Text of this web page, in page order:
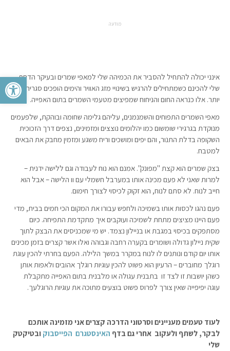
פתח
מודעה
אינני יכולה להתחיל להסביר את הכמיהה שלי למאפי שמרים ובעיקר הדחף
שלי להכינם כשמתחילים להרגיש בשינויי מזג האוויר והימים הופכים סגריריים
יותר. אלו כנראה החום והניחוח שמפיצים מטעמי השמרים בתום האפייה.
מאפי השמרים התפוחים והשמנמנים, עליהם גלימה שחומה ובוהקת, שלפעמים
מנוקדת בגרגירי שומשום כמו יהלומים נוצצים ומזמינים, נצפים דרך הזכוכית
השקופה בדלת התנור, והם יפים ומושכים וריח משגע ומזמין מחבק את הבאים
למטבח.
בצק שמרים הוא קצת "מפונק". אמנם הוא נוח לעבודה וגם ללישה ידנית –
למרות שאני לא פעם מכינה אותו במערבל חשמלי עם וו הלישה – אבל הוא
חייב לנוח. לא סתם לנוח, הוא זקוק לכיסוי לצורך חימום.
פעם נהגו לכסות אותו בשמיכה ולחפש עבורו את המקום הכי חמים בבית, מדי
פעם היינו מציצים מתחת לשמיכה ועוקבים איך מתקדמת התפיחה. כיום
מסתפקים בכיסוי במגבת או בניילון נצמד. יש מי שמכניסים את הבצק לתוך
שקית ניילון גדולה ושומרים בקערה רחבה וגבוהה ואלו אשר קצרים בזמן מכינים
אותו יום קודם ונותנים לו לנוח במקרר במשך הלילה. הפעם בחרתי להכין עוגת
רוגלך מחוברים – הרעיון הוא פשוט להכין עוגיות רוגלך אהובים ולאפות אותן
כשהן יושבות זו לצד זו בתבנית עגולה או מלבנית בתום האפייה מתקבלת
עוגה יפיפייה שאין צורך לפרוס פשוט בוצעים מתוכה את עוגיות הרוגלעך.
לעוד טעמים מעניינים וסרטוני הדרכה קצרים אני מזמינה אותכם
לבקר, לשתף ולעקוב אחרי גם בדף האינסטגרם הפייסבוק ובטיקטק
שלי